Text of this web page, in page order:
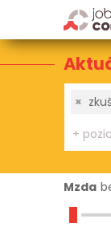
×
Mzda